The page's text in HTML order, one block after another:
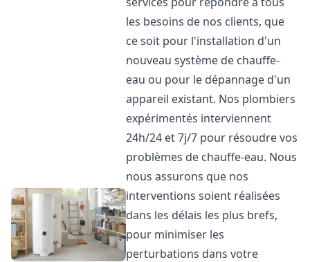
les besoins de nos clients, que
ce soit pour l'installation d'un
nouveau système de chauffe-
eau ou pour le dépannage d'un
appareil existant. Nos plombiers
expérimentés interviennent
24h/24 et 7j/7 pour résoudre vos
problèmes de chauffe-eau. Nous
nous assurons que nos
interventions soient réalisées
dans les délais les plus brefs,
pour minimiser les
perturbations dans votre